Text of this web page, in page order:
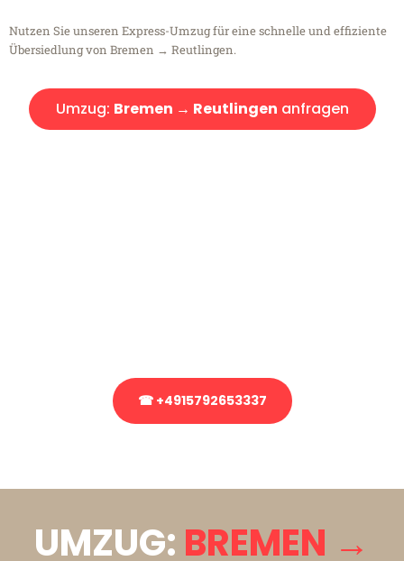
Nutzen Sie unseren Express-Umzug für eine schnelle und effiziente
Übersiedlung von Bremen → Reutlingen.
Umzug: Bremen → Reutlingen anfragen
☎ +4915792653337
UMZUG: BREMEN →